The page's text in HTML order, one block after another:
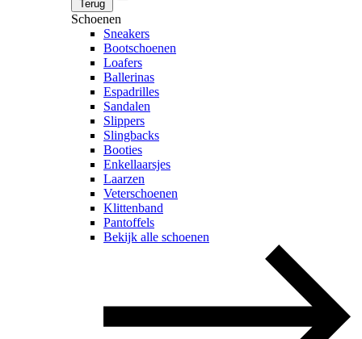
Terug
Schoenen
Sneakers
Bootschoenen
Loafers
Ballerinas
Espadrilles
Sandalen
Slippers
Slingbacks
Booties
Enkellaarsjes
Laarzen
Veterschoenen
Klittenband
Pantoffels
Bekijk alle schoenen